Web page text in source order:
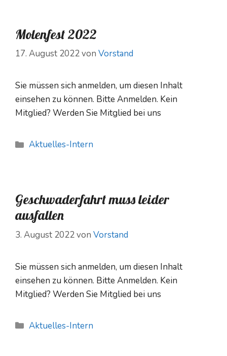
Molenfest 2022
17. August 2022von Vorstand
Sie müssen sich anmelden, um diesen Inhalt
einsehen zu können. Bitte Anmelden. Kein
Mitglied? Werden Sie Mitglied bei uns
Kategorien
Aktuelles-Intern
Geschwaderfahrt muss leider
ausfallen
3. August 2022von Vorstand
Sie müssen sich anmelden, um diesen Inhalt
einsehen zu können. Bitte Anmelden. Kein
Mitglied? Werden Sie Mitglied bei uns
Kategorien
Aktuelles-Intern